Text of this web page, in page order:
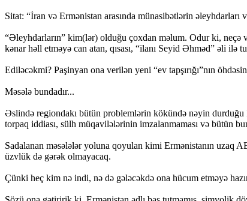
Sitat: “İran və Ermənistan arasında münasibətlərin
“Əleyhdarların” kim(lər) olduğu çoxdan məlum. Odur ki, neçə
kənar həll etməyə can atan, qısası, “ilanı Seyid Əhməd” əli ilə
Ediləcəkmi? Paşinyan ona verilən yeni “ev tapşırığı”nın
Məsələ bundadır...
Əslində regiondakı bütün problemlərin kökündə nəyin
torpaq iddiası, sülh müqavilələrinin imzalanmaması və bütün
Sadalanan məsələlər yoluna qoyulan kimi Ermənistanın uzaq
üzvlük də gərək olmayacaq.
Çünki heç kim nə indi, nə də gələcəkdə ona hücum etməyə